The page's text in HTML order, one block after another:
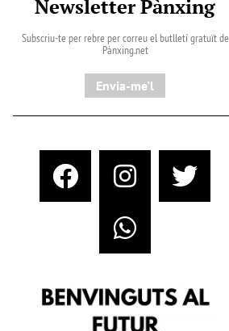
Newsletter Pànxing
Subscriu-te per rebre per correu el butlletí gratuït de
Pànxing.net​
Envia-me'l